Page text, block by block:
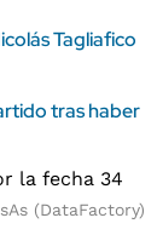
Tagliafico
tras haber
(DataFactory)